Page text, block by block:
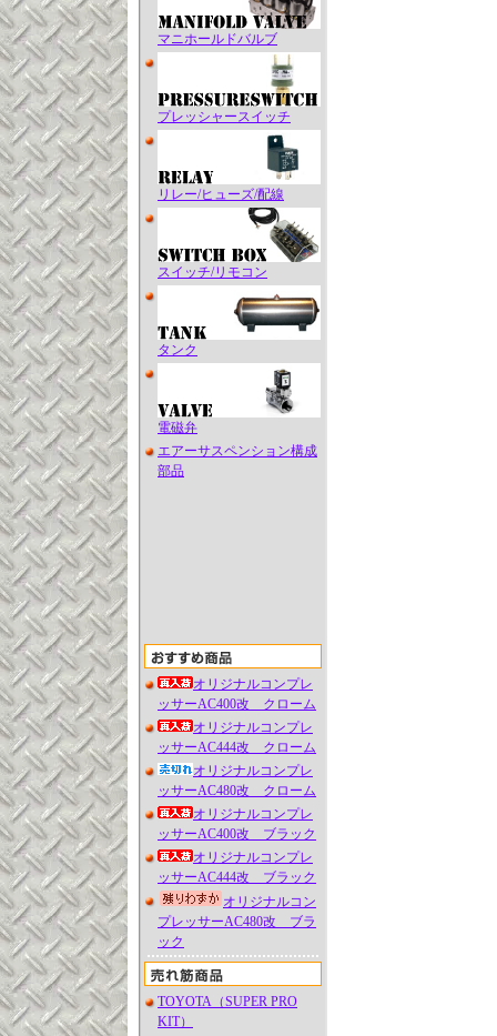
マニホールドバルブ
プレッシャースイッチ
リレー/ヒューズ/配線
スイッチ/リモコン
タンク
電磁弁
エアーサスペンション構成
部品
オリジナルコンプレ
ッサーAC400改 クローム
オリジナルコンプレ
ッサーAC444改 クローム
オリジナルコンプレ
ッサーAC480改 クローム
オリジナルコンプレ
ッサーAC400改 ブラック
オリジナルコンプレ
ッサーAC444改 ブラック
オリジナルコン
プレッサーAC480改 ブラ
ック
TOYOTA（SUPER PRO
KIT）